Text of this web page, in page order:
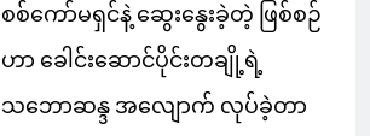
စစ်ကော်မရှင်နဲ့ ဆွေးနွေးခဲ့တဲ့ ဖြစ်စဉ်
ဟာ ခေါင်းဆောင်ပိုင်းတချို့ရဲ့
သဘောဆန္ဒ အလျောက် လုပ်ခဲ့တာ